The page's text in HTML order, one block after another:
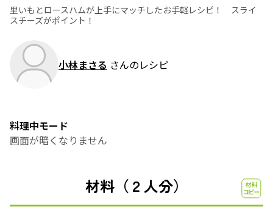
里いもとロースハムが上手にマッチしたお手軽レシピ！ スライ
スチーズがポイント！
小林まさる さんのレシピ
料理中モード
画面が暗くなりません
材料（２人分）